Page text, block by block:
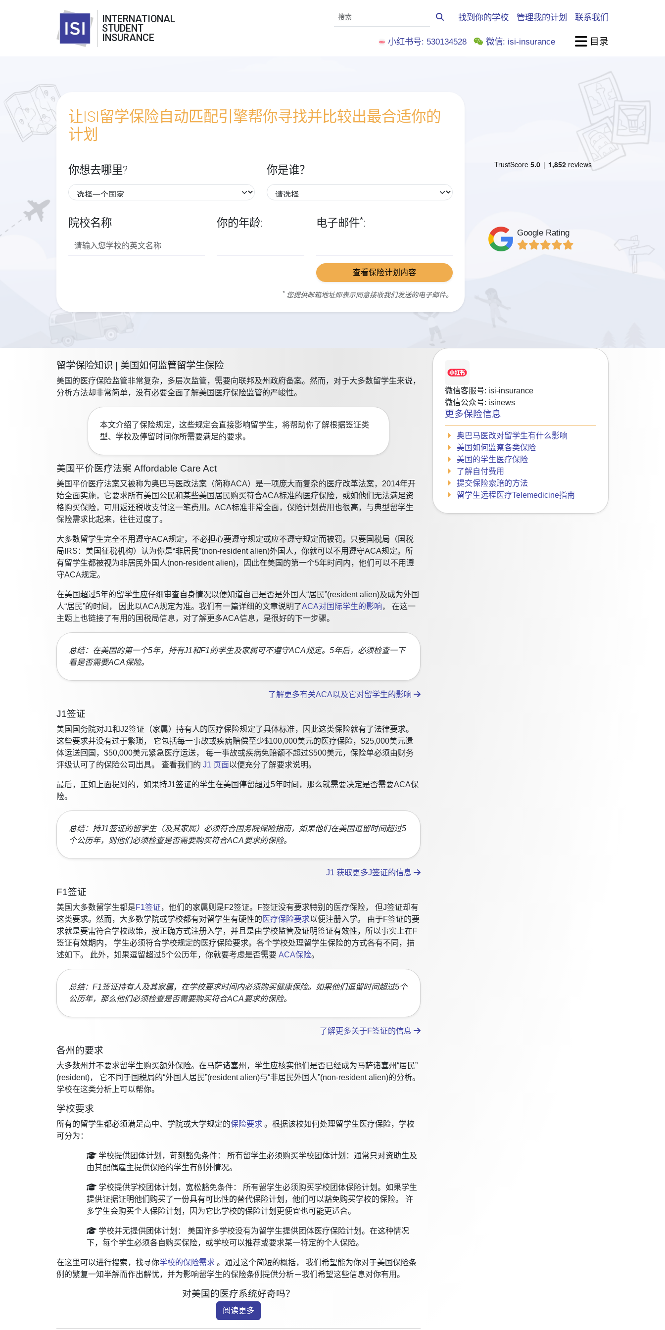
INTERNATIONAL
STUDENT
INSURANCE
找到你的学校 管理我的计划 联系我们
小红书号: 530134528 微信: isi-insurance 目录
让ISI留学保险自动匹配引擎帮你寻找并比较出最合适你的
计划
你想去哪里? 你是谁？
院校名称 你的年龄: 电子邮件*:
查看保险计划内容
* 您提供邮箱地址即表示同意接收我们发送的电子邮件。
Google Rating
留学保险知识 | 美国如何监管留学生保险
美国的医疗保险监管非常复杂，多层次监管，需要向联邦及州政府备案。然而，对于大多数留学生来说，
分析方法却非常简单，没有必要全面了解美国医疗保险监管的严峻性。
本文介绍了保险规定，这些规定会直接影响留学生，将帮助你了解根据签证类
型、学校及停留时间你所需要满足的要求。
美国平价医疗法案 Affordable Care Act
美国平价医疗法案又被称为奥巴马医改法案（简称ACA）是一项庞大而复杂的医疗改革法案，2014年开
始全面实施，它要求所有美国公民和某些美国居民购买符合ACA标准的医疗保险，或如他们无法满足资
格购买保险，可用返还税收支付这一笔费用。ACA标准非常全面，保险计划费用也很高，与典型留学生
保险需求比起来，往往过度了。
大多数留学生完全不用遵守ACA规定，不必担心要遵守规定或应不遵守规定而被罚。只要国税局（国税
局IRS：美国征税机构）认为你是“非居民”(non-resident alien)外国人，你就可以不用遵守ACA规定。所
有留学生都被视为非居民外国人(non-resident alien)，因此在美国的第一个5年时间内，他们可以不用遵
守ACA规定。
在美国超过5年的留学生应仔细审查自身情况以便知道自己是否是外国人“居民”(resident alien)及成为外国
人“居民”的时间， 因此以ACA规定为准。我们有一篇详细的文章说明了ACA对国际学生的影响， 在这一
主题上也链接了有用的国税局信息，对了解更多ACA信息，是很好的下一步骤。
总结：在美国的第一个5年，持有J1和F1的学生及家属可不遵守ACA规定。5年后，必须检查一下
看是否需要ACA保险。
了解更多有关ACA以及它对留学生的影响
J1签证
美国国务院对J1和J2签证（家属）持有人的医疗保险规定了具体标准，因此这类保险就有了法律要求。
这些要求并没有过于繁琐， 它包括每一事故或疾病赔偿至少$100,000美元的医疗保险，$25,000美元遗
体运送回国，$50,000美元紧急医疗运送， 每一事故或疾病免赔额不超过$500美元，保险单必须由财务
评级认可了的保险公司出具。 查看我们的 J1 页面以便充分了解要求说明。
最后，正如上面提到的，如果持J1签证的学生在美国停留超过5年时间，那么就需要决定是否需要ACA保
险。
总结：持J1签证的留学生（及其家属）必须符合国务院保险指南，如果他们在美国逗留时间超过5
个公历年，则他们必须检查是否需要购买符合ACA要求的保险。
J1 获取更多J签证的信息
F1签证
美国大多数留学生都是F1签证，他们的家属则是F2签证。F签证没有要求特别的医疗保险， 但J签证却有
这类要求。然而，大多数学院或学校都有对留学生有硬性的 医疗保险要求以便注册入学。 由于F签证的要
求就是要需符合学校政策，按正确方式注册入学，并且是由学校监管及证明签证有效性，所以事实上在F
签证有效期内， 学生必须符合学校规定的医疗保险要求。各个学校处理留学生保险的方式各有不同，描
述如下。 此外，如果逗留超过5个公历年，你就要考虑是否需要 ACA保险。
总结：F1签证持有人及其家属，在学校要求时间内必须购买健康保险。如果他们逗留时间超过5个
公历年，那么他们必须检查是否需要购买符合ACA要求的保险。
了解更多关于F签证的信息
各州的要求
大多数州并不要求留学生购买额外保险。在马萨诸塞州，学生应核实他们是否已经成为马萨诸塞州“居民”
(resident)， 它不同于国税局的“外国人居民”(resident alien)与“非居民外国人”(non-resident alien)的分析。
学校在这类分析上可以帮你。
学校要求
所有的留学生都必须满足高中、学院或大学规定的保险要求 。根据该校如何处理留学生医疗保险，学校
可分为：
学校提供团体计划，苛刻豁免条件：
所有留学生必须购买学校团体计划：通常只对资助生及
由其配偶雇主提供保险的学生有例外情况。
学校提供学校团体计划，宽松豁免条件：
所有留学生必须购买学校团体保险计划。如果学生
提供证据证明他们购买了一份具有可比性的替代保险计划，他们可以豁免购买学校的保险。 许
多学生会购买个人保险计划，因为它比学校的保险计划更便宜也可能更适合。
学校并无提供团体计划：
美国许多学校没有为留学生提供团体医疗保险计划。在这种情况
下，每个学生必须各自购买保险，或学校可以推荐或要求某一特定的个人保险。
在这里可以进行搜索，找寻你学校的保险需求 。通过这个简短的概括， 我们希望能为你对于美国保险条
例的繁复一知半解而作出解忧，并为影响留学生的保险条例提供分析－我们希望这些信息对你有用。
对美国的医疗系统好奇吗？
阅读更多
微信客服号: isi-insurance
微信公众号: isinews
更多保险信息
奥巴马医改对留学生有什么影响
美国如何监察各类保险
美国的学生医疗保险
了解自付费用
提交保险索赔的方法
留学生远程医疗Telemedicine指南